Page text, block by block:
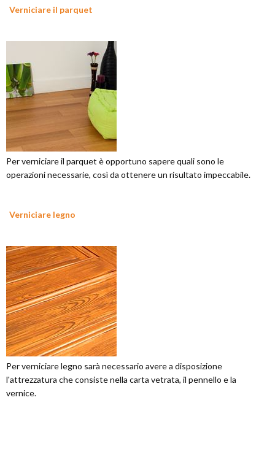
Verniciare il parquet
Per verniciare il parquet è opportuno sapere quali sono le
operazioni necessarie, così da ottenere un risultato impeccabile.
Verniciare legno
Per verniciare legno sarà necessario avere a disposizione
l'attrezzatura che consiste nella carta vetrata, il pennello e la
vernice.